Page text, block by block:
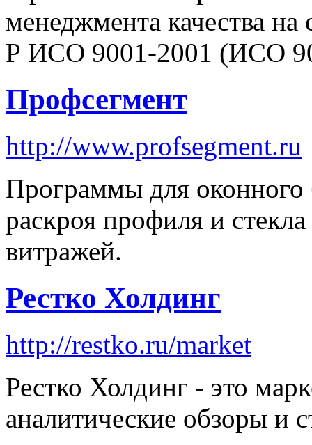
менеджмента качества
Р ИСО 9001-2001 (ИСО
Профсегмент
http://www.profsegment.ru
Программы для оконного
раскроя профиля и
витражей.
Рестко Холдинг
http://restko.ru/market
Рестко Холдинг - это
аналитические обзоры и